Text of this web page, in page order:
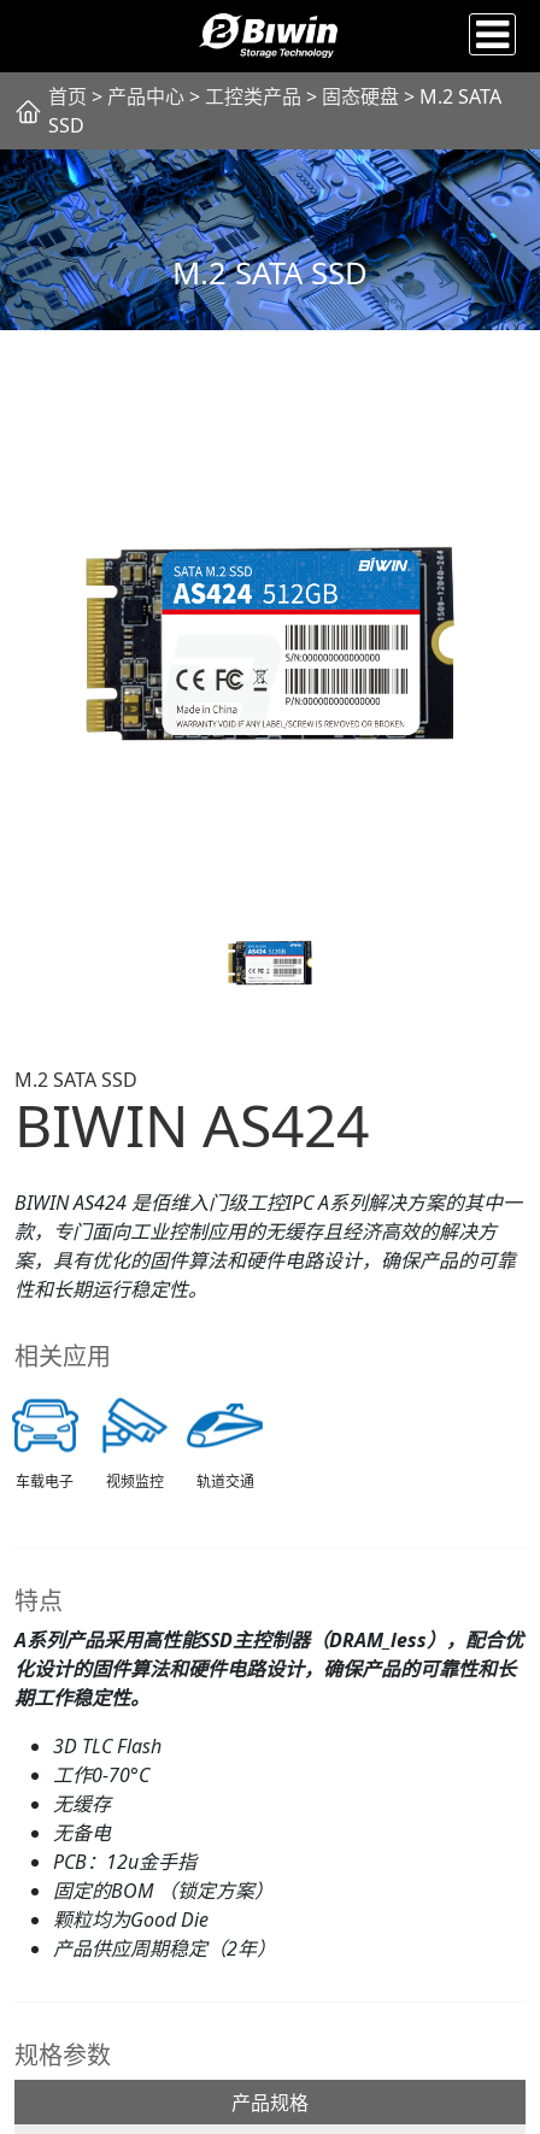
首页 > 产品中心> 工控类产品 > 固态硬盘> M.2 SATA
SSD
M.2 SATA SSD
M.2 SATA SSD
BIWIN AS424
BIWINAS424 是佰维入门级工控IPC A系列解决方案的其中一
款，专门面向工业控制应用的无缓存且经济高效的解决方
案，具有优化的固件算法和硬件电路设计，确保产品的可靠
性和长期运行稳定性。
相关应用
车载电子 视频监控 轨道交通
特点
A系列产品采用高性能SSD主控制器（DRAM_less），配合优
化设计的固件算法和硬件电路设计，确保产品的可靠性和长
期工作稳定性。
3D TLC Flash
工作0-70°C
无缓存
无备电
PCB：12u金手指
固定的BOM （锁定方案）
颗粒均为Good Die
产品供应周期稳定（2年）
规格参数
产品规格